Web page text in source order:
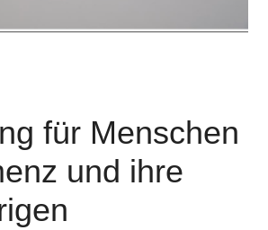
für Menschen
und ihre